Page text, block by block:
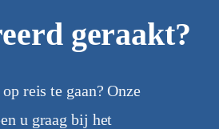
geraakt?
reis te gaan? Onze
u graag bij het